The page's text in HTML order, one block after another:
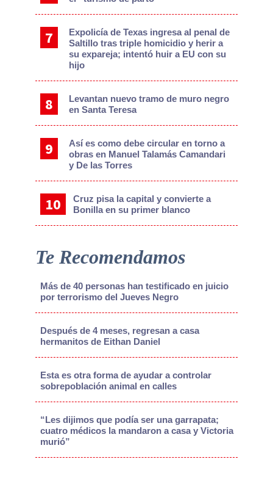
Expolicía de Texas ingresa al penal de
Saltillo tras triple homicidio y herir a
su expareja; intentó huir a EU con su
hijo
Levantan nuevo tramo de muro negro
en Santa Teresa
Así es como debe circular en torno a
obras en Manuel Talamás Camandari
y De las Torres
Cruz pisa la capital y convierte a
Bonilla en su primer blanco
Te Recomendamos
Más de 40 personas han testificado en juicio
por terrorismo del Jueves Negro
Después de 4 meses, regresan a casa
hermanitos de Eithan Daniel
Esta es otra forma de ayudar a controlar
sobrepoblación animal en calles
“Les dijimos que podía ser una garrapata;
cuatro médicos la mandaron a casa y Victoria
murió”